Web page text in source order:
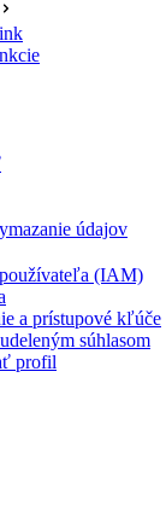
údajov
(IAM)
a prístupové kľúče
súhlasom
profil